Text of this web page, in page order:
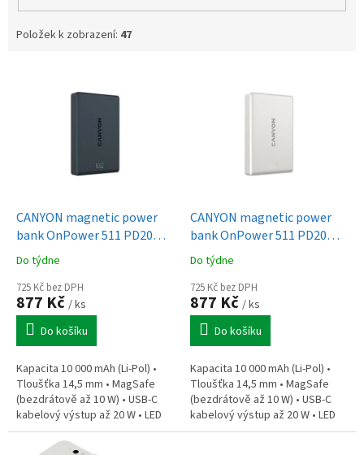
Položek k zobrazení: 47
CANYON magnetic power
bank OnPower 511 PD20W
10000mAh Aluminium Star
Grey
Do týdne
725 Kč bez DPH
877 Kč / ks
Do košíku
Kapacita 10 000 mAh (Li-Pol) •
Tloušťka 14,5 mm • MagSafe
(bezdrátově až 10 W) • USB-C
kabelový výstup až 20 W • LED
kontrolka • Víceúrovňová
ochrana • Hliníkové tělo • Barva...
CANYON magnetic power
bank OnPower 511 PD20W
10000mAh Aluminium
Interstellar Black
Do týdne
725 Kč bez DPH
877 Kč / ks
Do košíku
Kapacita 10 000 mAh (Li-Pol) •
Tloušťka 14,5 mm • MagSafe
(bezdrátově až 10 W) • USB-C
kabelový výstup až 20 W • LED
kontrolka • Víceúrovňová